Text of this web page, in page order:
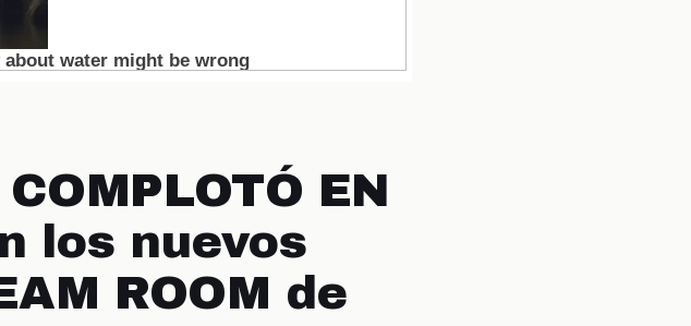
EN
los nuevos
ROOM de